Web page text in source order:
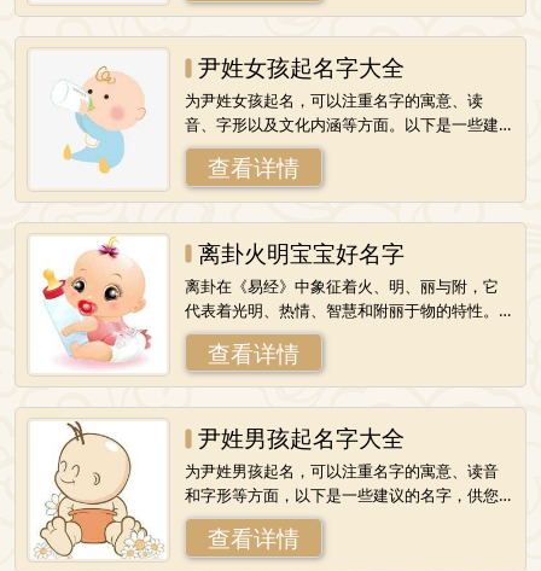
尹姓女孩起名字大全
为尹姓女孩起名，可以注重名字的寓意、读
音、字形以及文化内涵等方面。以下是一些建
议的尹姓女孩名字，供您参考：1.尹瑾瑜
&nbsp; &nbsp;-寓意：瑾和瑜都是
查看详情
离卦火明宝宝好名字
离卦在《易经》中象征着火、明、丽与附，它
代表着光明、热情、智慧和附丽于物的特性。
为宝宝取一个与离卦火明相契合的名字，可以
寓意宝宝将来能够像火一样热情、光明，并且
查看详情
尹姓男孩起名字大全
为尹姓男孩起名，可以注重名字的寓意、读音
和字形等方面，以下是一些建议的名字，供您
参考：1.尹明哲&nbsp; &nbsp;-寓意：“明”意
指明亮、明智、睿智，寓
查看详情